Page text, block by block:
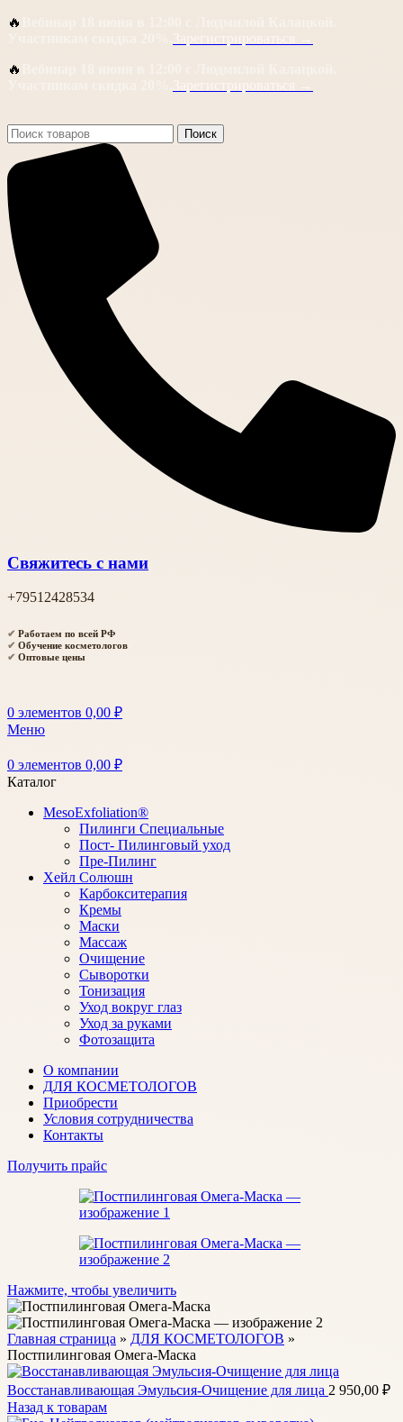
🔥
Зарегистрироваться →
🔥
Зарегистрироваться →
Поиск
Свяжитесь с нами
+79512428534
✔ Работаем по всей РФ
✔ Обучение косметологов
✔ Оптовые цены
0 элементов 0,00 ₽
Меню
0 элементов 0,00 ₽
Каталог
MesoExfoliation®
Пилинги Специальные
Пост- Пилинговый уход
Пре-Пилинг
Хейл Солюшн
Карбокситерапия
Кремы
Маски
Массаж
Очищение
Сыворотки
Тонизация
Уход вокруг глаз
Уход за руками
Фотозащита
О компании
ДЛЯ КОСМЕТОЛОГОВ
Приобрести
Условия сотрудничества
Контакты
Получить прайс
Нажмите, чтобы увеличить
Главная страница » ДЛЯ КОСМЕТОЛОГОВ »
Постпилинговая Омега-Маска
Восстанавливающая Эмульсия-Очищение для лица 2 950,00 ₽
Назад к товарам